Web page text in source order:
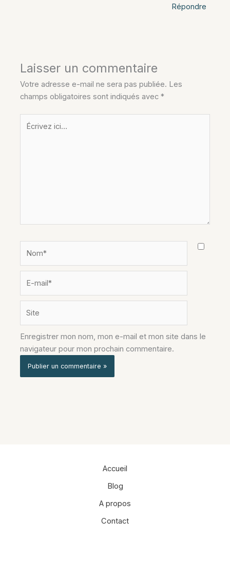
Répondre
Laisser un commentaire
Votre adresse e-mail ne sera pas publiée. Les
champs obligatoires sont indiqués avec*
Écrivez
ici…
mail*
Enregistrer mon nom, mon e-mail et mon site dans le
navigateur pour mon prochain commentaire.
Accueil
Blog
A propos
Contact